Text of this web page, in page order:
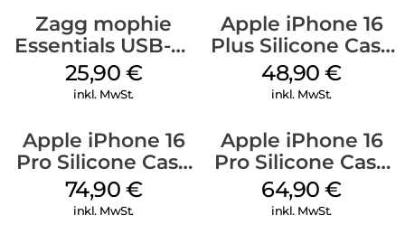
Zagg mophie
Essentials USB-C-
20W Charger PD
Weiß
25,90 €
inkl. MwSt.
Apple iPhone 16
Plus Silicone Case
MagSafe Denim
48,90€
inkl. MwSt.
Apple iPhone 16
Pro Silicone Case
MagSafe Black
74,90 €
inkl. MwSt.
Apple iPhone 16
Pro Silicone Case
MagSafe Denim
64,90€
inkl. MwSt.